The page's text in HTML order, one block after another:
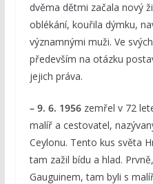
dvěma dětmi začala nový
oblékání, kouřila dýmku,
významnými muži. Ve
především na otázku
jejich práva.
– 9. 6. 1956zemřel v 72
malíř a cestovatel,
Ceylonu. Tento kus světa
tam zažil bídu a hlad.
Gauguinem, tam byli s